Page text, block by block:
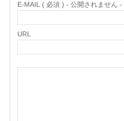
E-MAIL ( 必須 ) - 公開されません -
URL